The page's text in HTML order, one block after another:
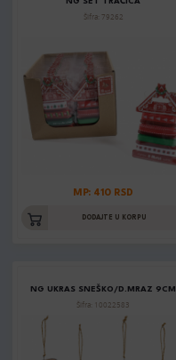
Šifra: 79262
MP: 410 RSD
DODAJTE U KORPU
NG UKRAS SNEŠKO/D.MRAZ 9CM
Šifra: 10022583